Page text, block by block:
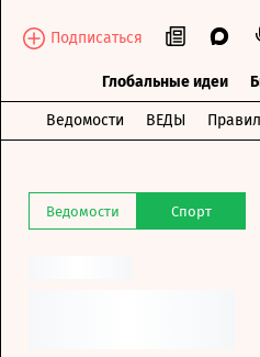
Подписаться
Глобальные идеи
Ведомости ВЕДЫ
Ведомости Спорт